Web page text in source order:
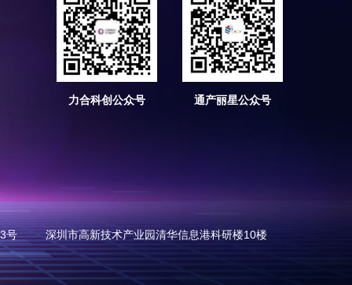
通产丽星公众号
力合科创公众号
号深圳市高新技术产业园清华信息港科研楼10楼